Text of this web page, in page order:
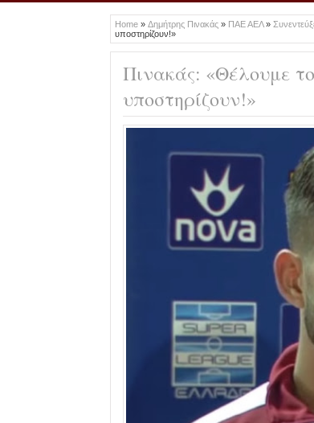
Home » Δημήτρης Πινακάς » ΠΑΕ ΑΕΛ»
υποστηρίζουν!»
Πινακάς: «Θέλουμε
υποστηρίζουν!»